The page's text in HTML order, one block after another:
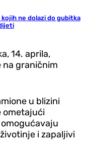
ne dolazi do gubitka
14. aprila,
na graničnim
u blizini
ometajući
i zapaljivi